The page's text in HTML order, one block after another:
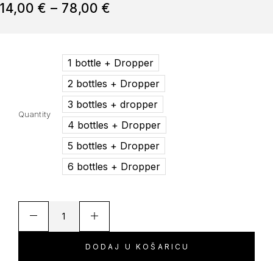
14,00 € – 78,00€
Quantity
1 bottle + Dropper
2 bottles + Dropper
3 bottles + dropper
4 bottles + Dropper
5 bottles + Dropper
6 bottles + Dropper
DODAJ U KOŠARICU